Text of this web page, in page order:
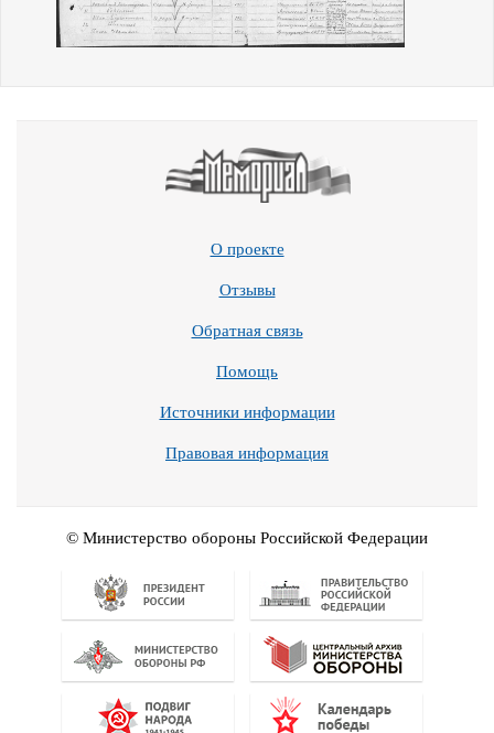
О проекте
Отзывы
Обратная связь
Помощь
Источники информации
Правовая информация
© Министерство обороны Российской Федерации